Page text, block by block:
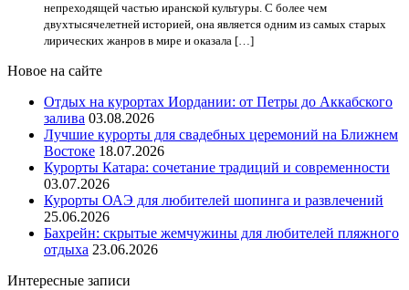
непреходящей частью иранской культуры. С более чем
двухтысячелетней историей, она является одним из самых старых
лирических жанров в мире и оказала […]
Новое на сайте
Отдых на курортах Иордании: от Петры до Аккабского
залива 03.08.2026
Лучшие курорты для свадебных церемоний на Ближнем
Востоке 18.07.2026
Курорты Катара: сочетание традиций и современности
03.07.2026
Курорты ОАЭ для любителей шопинга и развлечений
25.06.2026
Бахрейн: скрытые жемчужины для любителей пляжного
отдыха 23.06.2026
Интересные записи